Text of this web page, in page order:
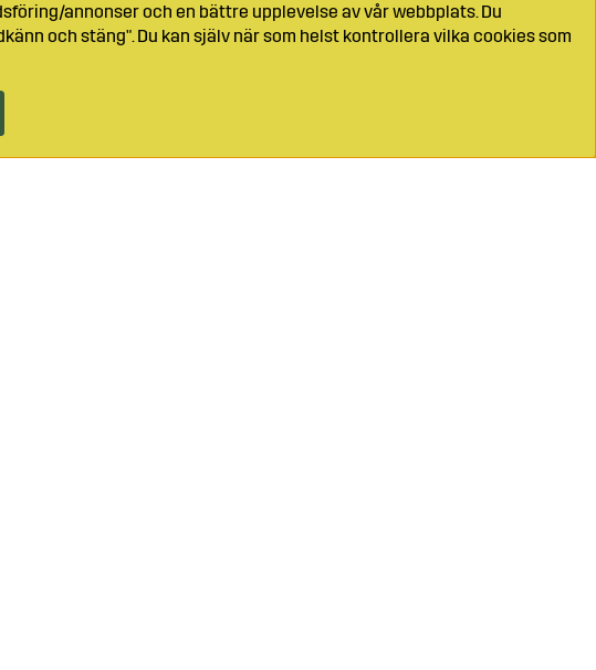
annonser och en bättre upplevelse av vår webbplats. Du
och stäng". Du kan själv när som helst kontrollera vilka cookies som